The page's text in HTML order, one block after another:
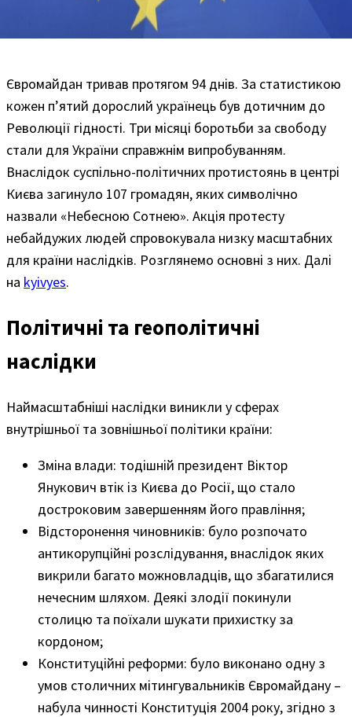
Євромайдан тривав протягом 94 днів. За статистикою
кожен п’ятий дорослий українець був дотичним до
Революції гідності. Три місяці боротьби за свободу
стали для України справжнім випробуванням.
Внаслідок суспільно-політичних протистоянь в центрі
Києва загинуло 107 громадян, яких символічно
назвали «Небесною Сотнею». Акція протесту
небайдужих людей спровокувала низку масштабних
для країни наслідків. Розглянемо основні з них. Далі
на kyivyes.
Політичні та геополітичні
наслідки
Наймасштабніші наслідки виникли у сферах
внутрішньої та зовнішньої політики країни:
Зміна влади: тодішній президент Віктор
Янукович втік із Києва до Росії, що стало
достроковим завершенням його правління;
Відсторонення чиновників: було розпочато
антикорупційні розслідування, внаслідок яких
викрили багато можновладців, що збагатилися
нечесним шляхом. Деякі злодії покинули
столицю та поїхали шукати прихистку за
кордоном;
Конституційні реформи: було виконано одну з
умов столичних мітингувальників Євромайдану –
набула чинності Конституція 2004 року, згідно з